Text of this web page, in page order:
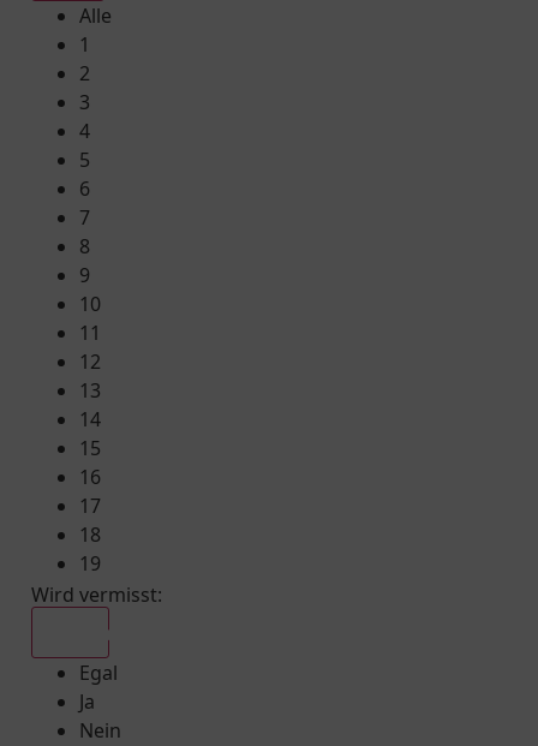
Alle
1
2
3
4
5
6
7
8
9
10
11
12
13
14
15
16
17
18
19
Wird vermisst:
Egal
Ja
Nein